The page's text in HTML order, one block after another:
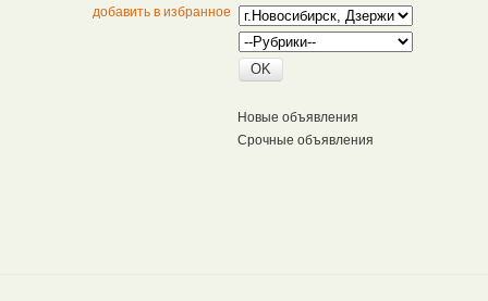
добавить в избранное
Новые объявления
Срочные объявления